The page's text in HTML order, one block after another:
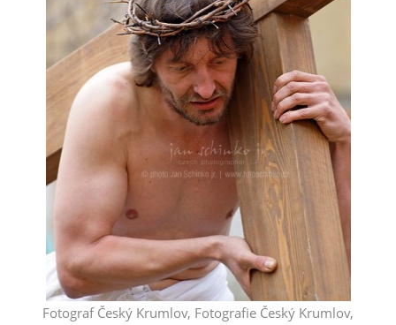
Fotograf Český Krumlov, Fotografie Český Krumlov,